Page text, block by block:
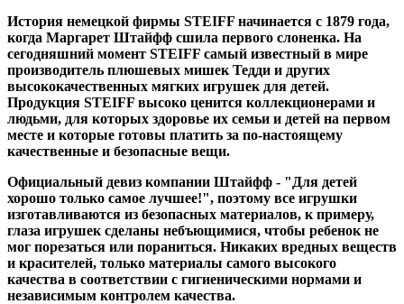
История немецкой фирмы STEIFF начинается с 1879 года,
когда Маргарет Штайфф сшила первого слоненка. На
сегодняшний момент STEIFF самый известный в мире
производитель плюшевых мишек Тедди и других
высококачественных мягких игрушек для детей.
Продукция STEIFF высоко ценится коллекционерами и
людьми, для которых здоровье их семьи и детей на первом
месте и которые готовы платить за по-настоящему
качественные и безопасные вещи.
Официальный девиз компании Штайфф - "Для детей
хорошо только самое лучшее!", поэтому все игрушки
изготавливаются из безопасных материалов, к примеру,
глаза игрушек сделаны небъющимися, чтобы ребенок не
мог порезаться или пораниться. Никаких вредных веществ
и красителей, только материалы самого высокого
качества в соответствии с гигиеническими нормами и
независимым контролем качества.